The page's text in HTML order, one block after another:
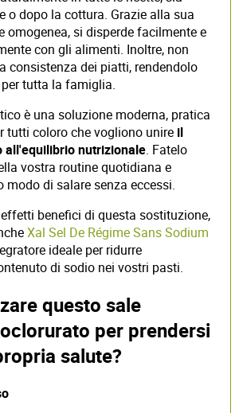
o dopo la cottura. Grazie alla sua
omogenea, si disperde facilmente e
con gli alimenti. Inoltre, non
consistenza dei piatti, rendendolo
tutta la famiglia.
è una soluzione moderna, pratica
tutti coloro che vogliono unire il
all'equilibrio nutrizionale. Fatelo
vostra routine quotidiana e
modo di salare senza eccessi.
benefici di questa sostituzione,
Xal Sel De Régime Sans Sodium
ideale per ridurre
di sodio nei vostri pasti.
questo sale
per prendersi
salute?